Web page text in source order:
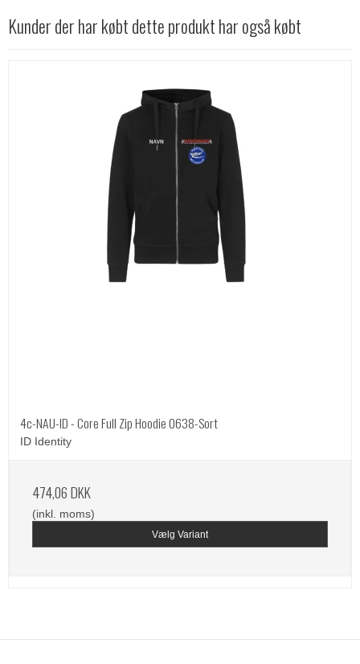
Kunder der har købt dette produkt har også købt
4c-NAU-ID - Core Full Zip Hoodie 0638-Sort
ID Identity
474,06 DKK
(inkl. moms)
Vælg Variant